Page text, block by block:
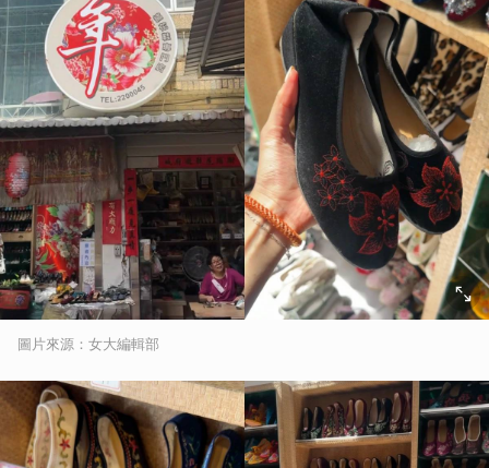
圖片來源：女大編輯部